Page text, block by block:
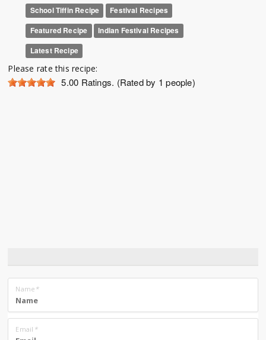
School Tiffin Recipe
Festival Recipes
Featured Recipe
Indian Festival Recipes
Latest Recipe
Please rate this recipe:
5.00 Ratings. (Rated by 1 people)
Name *
Email *